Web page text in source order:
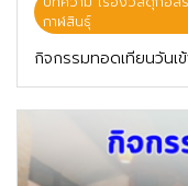
กาฬสินธุ์
กิจกรรมทอดเทียนวันเ